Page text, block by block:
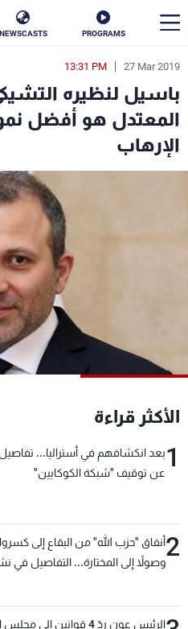
PROGRAMS
NEWSCASTS
27 Mar 2019
13:31 PM
باسيل لنظيره
المعتدل هو أفضل
الإرهاب
الأكثر قراءة
1بعد انكشافهم في أستراليا...
عن توقيف "شبكة الكوكايين"
2أنفاق "حزب الله" من البقاع إلى
وصولاً إلى المختارة... التفاصيل في
الرئيس عون ردّ 4 قوانين إلى مجلس النواب
en
الأخبار
سياسة
جدول البرامج
شاهد البرامج
عن MTV
الإنـتـاج